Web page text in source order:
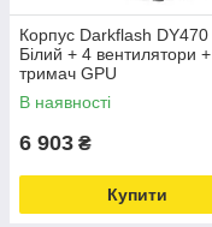
Корпус Darkflash DY470
Білий + 4 вентилятори +
тримач GPU
В наявності
6 903 ₴
Купити